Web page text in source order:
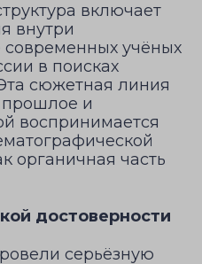
включает
внутри
современных учёных
в поисках
сюжетная линия
прошлое и
воспринимается
органичная часть
достоверности
серьёзную